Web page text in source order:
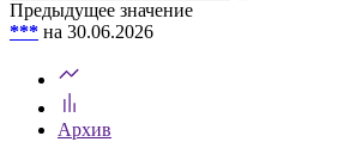
Предыдущее значение
*** на 30.06.2026
Архив